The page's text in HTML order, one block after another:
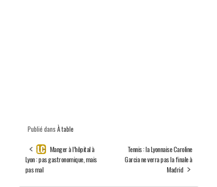
Publié dans À table
Manger à l’hôpital à
Lyon : pas gastronomique, mais
pas mal
Tennis : la Lyonnaise Caroline
Garcia ne verra pas la finale à
Madrid